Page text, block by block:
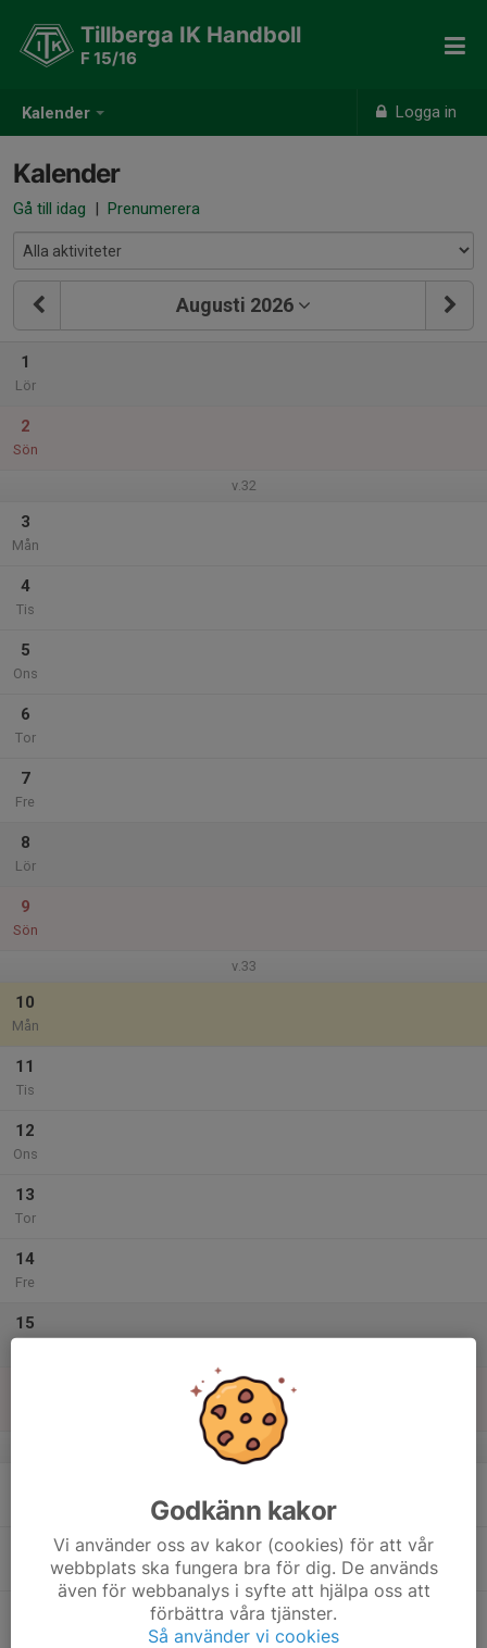
Kalender Logga in
Tillberga IK Handboll
F 15/16
Kalender
Gå till idag | Prenumerera
Augusti 2026
1
Lör
2
Sön
v.32
3
Mån
4
Tis
5
Ons
6
Tor
7
Fre
8
Lör
9
Sön
v.33
10
Mån
11
Tis
12
Ons
13
Tor
14
Fre
15
v.34
Godkänn kakor
Vi använder oss av kakor (cookies) för att vår
webbplats ska fungera bra för dig. De används
även för webbanalys i syfte att hjälpa oss att
förbättra våra tjänster.
Så använder vi cookies